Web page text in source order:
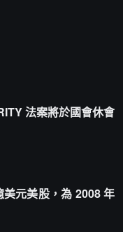
法案將於國會休會
元美股，為 2008 年